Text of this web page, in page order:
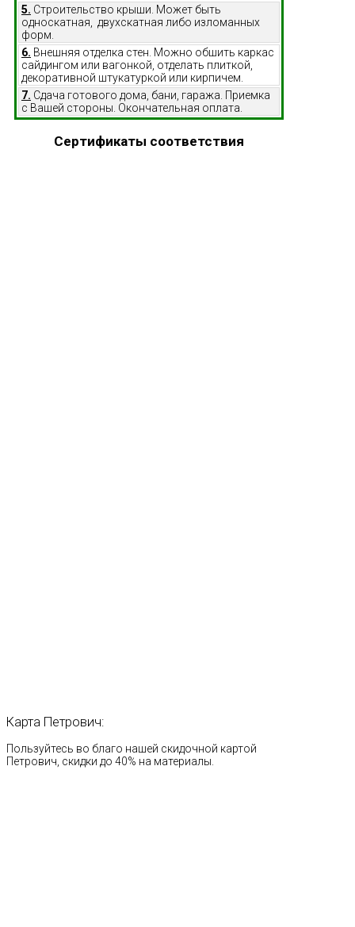
5. Строительство крыши. Может быть
односкатная, двухскатная либо изломанных
форм.
6. Внешняя отделка стен. Можно обшить каркас
сайдингом или вагонкой, отделать плиткой,
декоративной штукатуркой или кирпичем.
7. Сдача готового дома, бани, гаража. Приемка
с Вашей стороны. Окончательная оплата.
Сертификаты соответствия
Карта Петрович:
Пользуйтесь во благо нашей скидочной картой
Петрович, скидки до 40% на материалы.